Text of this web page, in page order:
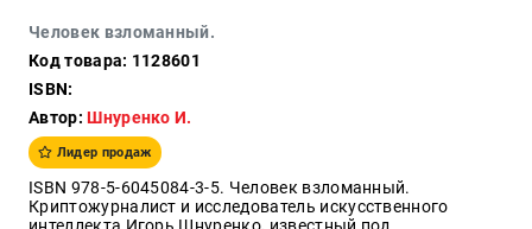
Человек взломанный.
Код товара: 1128601
ISBN:
Автор:Шнуренко И.
Лидер продаж
ISBN 978-5-6045084-3-5. Человек взломанный.
Криптожурналист и исследователь искусственного
издания
Тайное и
непознанное
Образ
жизни